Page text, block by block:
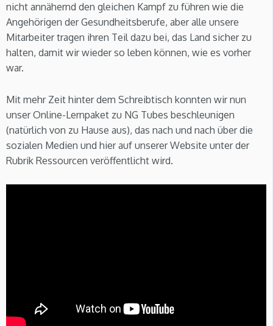
nicht annähernd den gleichen Kampf zu führen wie die
Angehörigen der Gesundheitsberufe, aber alle unsere
Mitarbeiter tragen ihren Teil dazu bei, das Land sicher zu
halten, damit wir wieder so leben können, wie es vorher
war.
Mit mehr Zeit hinter dem Schreibtisch konnten wir nun
unser Online-Lernpaket zu NG Tubes beschleunigen
(natürlich von zu Hause aus), das nach und nach über die
sozialen Medien und hier auf unserer Website unter der
Rubrik Ressourcen veröffentlicht wird.